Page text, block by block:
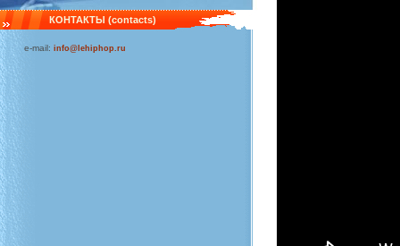
КОНТАКТЫ (contacts)
e-mail: info@lehiphop.ru